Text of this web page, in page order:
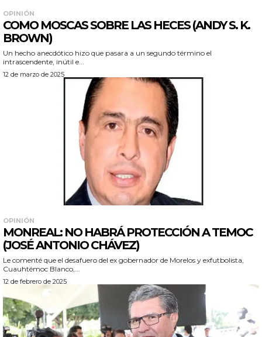
OPINIÓN
COMO MOSCAS SOBRE LAS HECES (ANDY S. K.
BROWN)
Un hecho anecdótico hizo que pasara a un segundo término el
intrascendente, inútil e...
12 de marzo de 2025
OPINIÓN
MONREAL: NO HABRÁ PROTECCIÓN A TEMOC
(JOSÉ ANTONIO CHÁVEZ)
Le comenté que el desafuero del ex gobernador de Morelos y exfutbolista,
Cuauhtémoc Blanco,...
12 de febrero de 2025